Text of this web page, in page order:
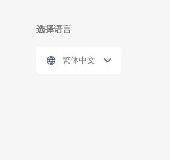
选择语言
繁体中文